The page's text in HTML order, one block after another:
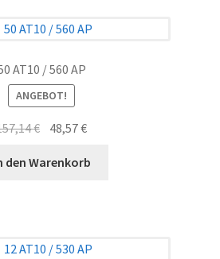
AT10 / 560 AP
ANGEBOT!
€ Ursprünglicher
war:
48,57€Aktueller
ist:
den Warenkorb